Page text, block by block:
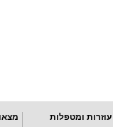
עוזרות ומטפלות